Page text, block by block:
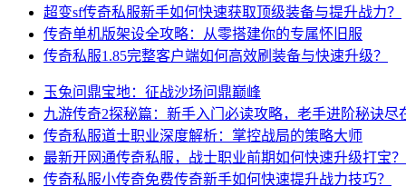
超变sf传奇私服新手如何快速获取顶级装备与提升战力？
传奇单机版架设全攻略：从零搭建你的专属怀旧服
传奇私服1.85完整客户端如何高效刷装备与快速升级？
玉兔问鼎宝地：征战沙场问鼎巅峰
九游传奇2探秘篇：新手入门必读攻略，老手进阶秘诀尽
传奇私服道士职业深度解析：掌控战局的策略大师
最新开网通传奇私服，战士职业前期如何快速升级打宝？
传奇私服小传奇免费传奇新手如何快速提升战力技巧？